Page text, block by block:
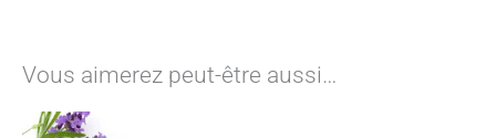
Vous aimerez peut-être aussi…